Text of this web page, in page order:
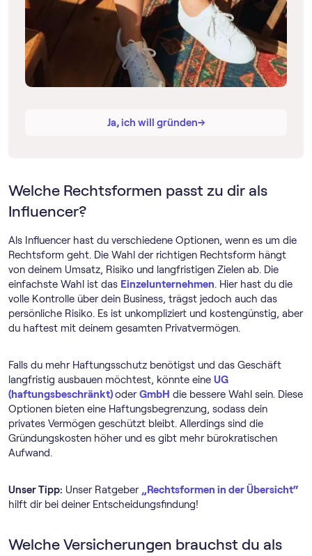
Ja, ich will gründen→
Welche Rechtsformen passt zu dir als
Influencer?
Als Influencer hast du verschiedene Optionen, wenn es um die
Rechtsform geht. Die Wahl der richtigen Rechtsform hängt
von deinem Umsatz, Risiko und langfristigen Zielen ab. Die
einfachste Wahl ist das Einzelunternehmen. Hier hast du die
volle Kontrolle über dein Business, trägst jedoch auch das
persönliche Risiko. Es ist unkompliziert und kostengünstig, aber
du haftest mit deinem gesamten Privatvermögen.
Falls du mehr Haftungsschutz benötigst und das Geschäft
langfristig ausbauen möchtest, könnte eine UG
(haftungsbeschränkt)oderGmbH die bessere Wahl sein. Diese
Optionen bieten eine Haftungsbegrenzung, sodass dein
privates Vermögen geschützt bleibt. Allerdings sind die
Gründungskosten höher und es gibt mehr bürokratischen
Aufwand.
Unser Tipp: Unser Ratgeber „Rechtsformen in der Übersicht“
hilft dir bei deiner Entscheidungsfindung!
Welche Versicherungen brauchst du als